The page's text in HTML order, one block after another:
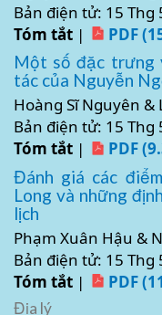
Bản điện tử: 15 Thg
Tóm tắt |
PDF
Một số đặc trưng
tác của Nguyễn
Hoàng Sĩ Nguyên &
Bản điện tử: 15 Thg
Tóm tắt |
PDF
Đánh giá các
Long và những
lịch
Phạm Xuân Hậu &
Bản điện tử: 15 Thg
Tóm tắt | PDF
Địa lý